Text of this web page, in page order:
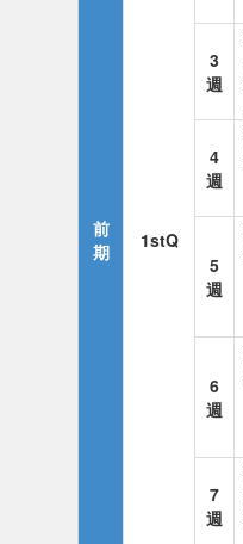
前
期
1stQ
3
週
4
週
5
週
6
週
7
週